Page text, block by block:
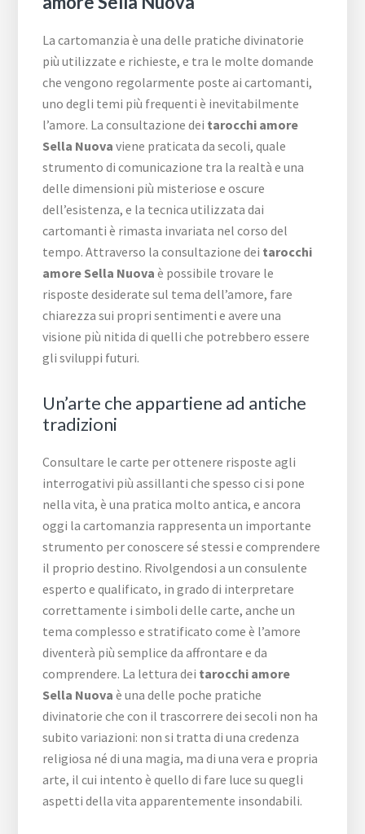
La cartomanzia è una delle pratiche divinatorie
più utilizzate e richieste, e tra le molte domande
che vengono regolarmente poste ai cartomanti,
uno degli temi più frequenti è inevitabilmente
l’amore. La consultazione dei tarocchi amore
Sella Nuova viene praticata da secoli, quale
strumento di comunicazione tra la realtà e una
delle dimensioni più misteriose e oscure
dell’esistenza, e la tecnica utilizzata dai
cartomanti è rimasta invariata nel corso del
tempo. Attraverso la consultazione dei tarocchi
amore Sella Nuova è possibile trovare le
risposte desiderate sul tema dell’amore, fare
chiarezza sui propri sentimenti e avere una
visione più nitida di quelli che potrebbero essere
gli sviluppi futuri.
Un’arte che appartiene ad antiche
tradizioni
Consultare le carte per ottenere risposte agli
interrogativi più assillanti che spesso ci si pone
nella vita, è una pratica molto antica, e ancora
oggi la cartomanzia rappresenta un importante
strumento per conoscere sé stessi e comprendere
il proprio destino. Rivolgendosi a un consulente
esperto e qualificato, in grado di interpretare
correttamente i simboli delle carte, anche un
tema complesso e stratificato come è l’amore
diventerà più semplice da affrontare e da
comprendere. La lettura dei tarocchi amore
Sella Nuova è una delle poche pratiche
divinatorie che con il trascorrere dei secoli non ha
subito variazioni: non si tratta di una credenza
religiosa né di una magia, ma di una vera e propria
arte, il cui intento è quello di fare luce su quegli
aspetti della vita apparentemente insondabili.